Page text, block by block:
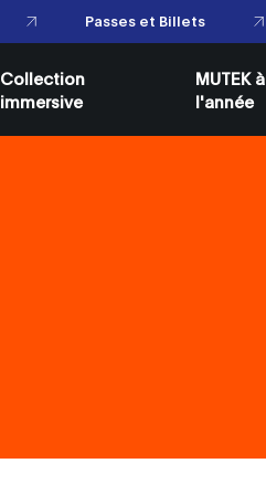
Passes et Billets
Collection
immersive
MUTEK à
l'année